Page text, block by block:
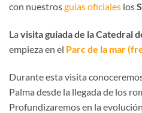
con nuestrosguías oficiales los
La visitaguiada de la Catedral
empieza en el Parc de la mar
Durante esta visita
Palma desde la llegada de los
Profundizaremos en la